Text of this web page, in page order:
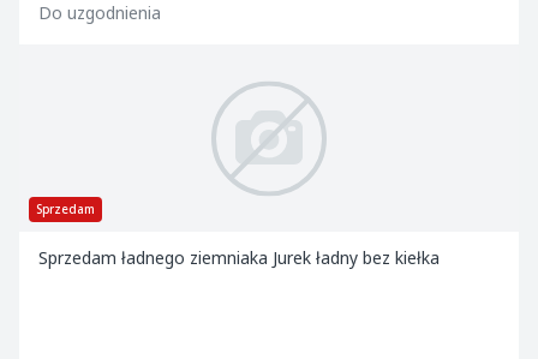
Do uzgodnienia
Sprzedam
Sprzedam ładnego ziemniaka Jurek ładny bez kiełka